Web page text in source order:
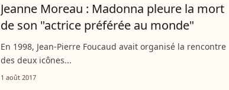
Jeanne Moreau : Madonna pleure la mort
de son "actrice préférée au monde"
En 1998, Jean-Pierre Foucaud avait organisé la rencontre
des deux icônes...
1 août 2017